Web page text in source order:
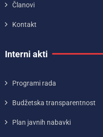
Članovi
Kontakt
Interni akti
Programi rada
Budžetska transparentnost
Plan javnih nabavki